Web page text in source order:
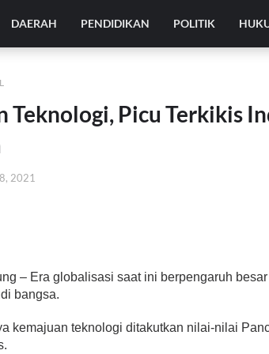
DAERAH PENDIDIKAN POLITIK
Teknologi, Picu Terkikis
2021
– Era globalisasi saat ini berpengaruh
bangsa.
kemajuan teknologi ditakutkan nilai-nilai